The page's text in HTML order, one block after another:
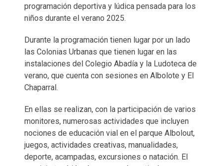
programación deportiva y lúdica pensada para los
niños durante el verano 2025.
Durante la programación tienen lugar por un lado
las Colonias Urbanas que tienen lugar en las
instalaciones del Colegio Abadía y la Ludoteca de
verano, que cuenta con sesiones en Albolote y El
Chaparral.
En ellas se realizan, con la participación de varios
monitores, numerosas actividades que incluyen
nociones de educación vial en el parque Albolout,
juegos, actividades creativas, manualidades,
deporte, acampadas, excursiones o natación. El